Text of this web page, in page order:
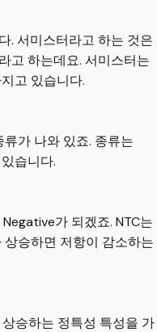
. 서미스터라고 하는 것은
고 하는데요. 서미스터는
고 있습니다.
가 나와 있죠. 종류는
습니다.
가 되겠죠. NTC는
승하면 저항이 감소하는
승하는 정특성 특성을 가